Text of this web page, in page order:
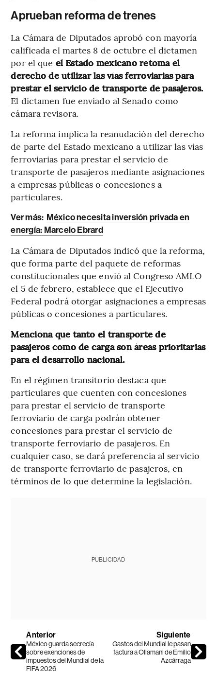
Aprueban reforma de trenes
La Cámara de Diputados aprobó con mayoría
calificada el martes 8 de octubre el dictamen
por el que el Estado mexicano retoma el
derecho de utilizar las vías ferroviarias para
prestar el servicio de transporte de pasajeros.
El dictamen fue enviado al Senado como
cámara revisora.
La reforma implica la reanudación del derecho
de parte del Estado mexicano a utilizar las vías
ferroviarias para prestar el servicio de
transporte de pasajeros mediante asignaciones
a empresas públicas o concesiones a
particulares.
Ver más: México necesita inversión privada en
energía: Marcelo Ebrard
La Cámara de Diputados indicó que la reforma,
que forma parte del paquete de reformas
constitucionales que envió al Congreso AMLO
el 5 de febrero, establece que el Ejecutivo
Federal podrá otorgar asignaciones a empresas
públicas o concesiones a particulares.
Menciona que tanto el transporte de
pasajeros como de carga son áreas prioritarias
para el desarrollo nacional.
En el régimen transitorio destaca que
particulares que cuenten con concesiones
para prestar el servicio de transporte
ferroviario de carga podrán obtener
concesiones para prestar el servicio de
transporte ferroviario de pasajeros. En
cualquier caso, se dará preferencia al servicio
de transporte ferroviario de pasajeros, en
términos de lo que determine la legislación.
PUBLICIDAD
Anterior
México guarda secrecía
sobre exenciones de
impuestos del Mundial de la
FIFA 2026
Siguiente
Gastos del Mundial le pasan
factura a Ollamani de Emilio
Azcárraga